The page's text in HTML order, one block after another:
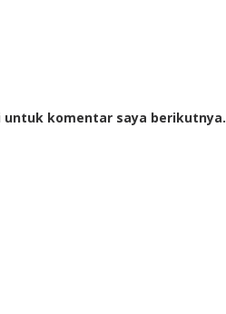
untuk komentar saya berikutnya.